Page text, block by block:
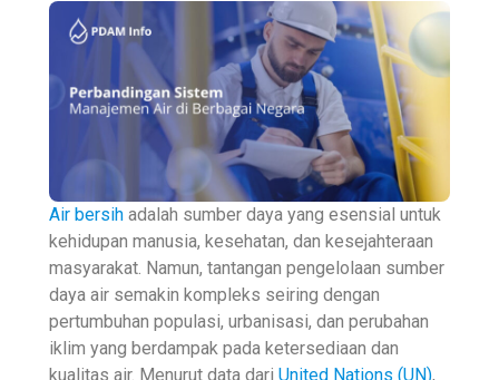
Air bersih adalah sumber daya yang esensial untuk
kehidupan manusia, kesehatan, dan kesejahteraan
masyarakat. Namun, tantangan pengelolaan sumber
daya air semakin kompleks seiring dengan
pertumbuhan populasi, urbanisasi, dan perubahan
iklim yang berdampak pada ketersediaan dan
kualitas air. Menurut data dari United Nations (UN),